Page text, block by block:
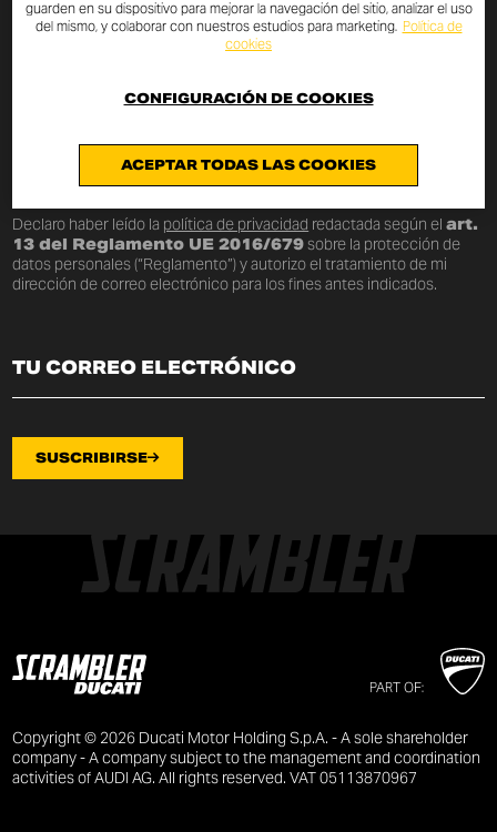
SUSCRIPCIÓN AL BOLETÍN
siempre actualizado sobre las novedades y las promociones
Scrambler Ducati.
Declaro haber leído la política de privacidad redactada según elart.
13 del Reglamento UE 2016/679sobre la protección de
datos personales (“Reglamento”) y autorizo el tratamiento de mi
dirección de correo electrónico para los fines antes indicados.
SUSCRIBIRSE
PART OF:
Copyright © 2026 Ducati Motor Holding S.p.A. - A sole shareholder
company - A company subject to the management and coordination
activities of AUDI AG. All rights reserved. VAT 05113870967
guarden en su dispositivo para mejorar la navegación del sitio, analizar el uso
del mismo, y colaborar con nuestros estudios para marketing. Política de
cookies
ACEPTAR TODAS LAS COOKIES
CONFIGURACIÓN DE COOKIES